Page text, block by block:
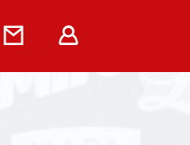
Contact